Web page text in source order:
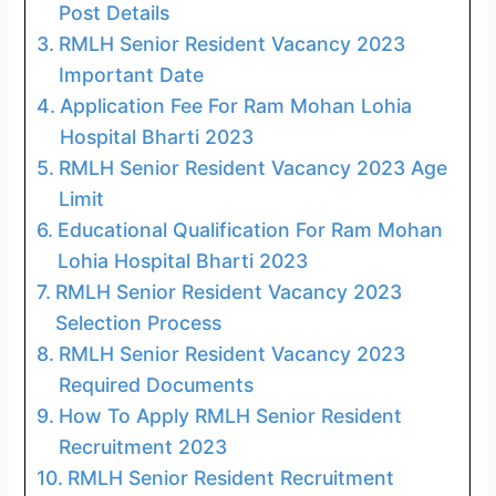
Post Details
RMLH Senior Resident Vacancy 2023
Important Date
Application Fee For Ram Mohan Lohia
Hospital Bharti 2023
RMLH Senior Resident Vacancy 2023 Age
Limit
Educational Qualification For Ram Mohan
Lohia Hospital Bharti 2023
RMLH Senior Resident Vacancy 2023
Selection Process
RMLH Senior Resident Vacancy 2023
Required Documents
How To Apply RMLH Senior Resident
Recruitment 2023
RMLH Senior Resident Recruitment